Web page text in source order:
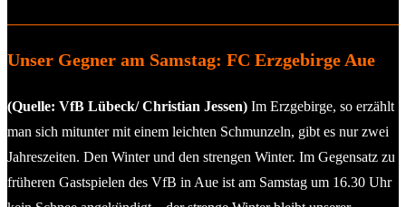
Unser Gegner am Samstag: FC Erzgebirge Aue
(Quelle: VfB Lübeck/ Christian Jessen) Im Erzgebirge, so erzählt
man sich mitunter mit einem leichten Schmunzeln, gibt es nur zwei
Jahreszeiten. Den Winter und den strengen Winter. Im Gegensatz zu
früheren Gastspielen des VfB in Aue ist am Samstag um 16.30 Uhr